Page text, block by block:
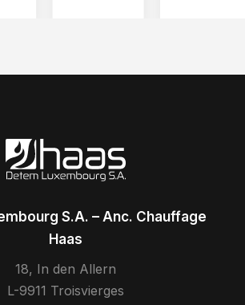
S.A. – Anc. Chauffage
Haas
18, In den Allern
L-9911 Troisvierges